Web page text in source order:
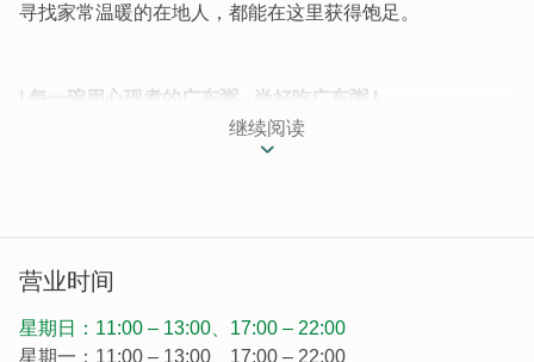
寻找家常温暖的在地人，都能在这里获得饱足。
| 每一碗用心现煮的广东粥 - 尚好吃广东粥 |
由老板与老板娘用心经营，坚持每一碗粥都现点现煮，传递
继续阅读
营业时间
星期日：11:00 – 13:00、17:00 – 22:00
星期一：11:00 – 13:00、17:00 – 22:00